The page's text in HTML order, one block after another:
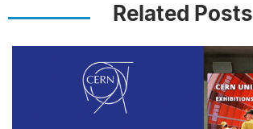
Related Posts